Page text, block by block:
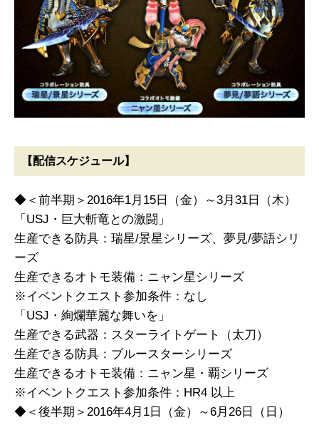
【配信スケジュール】
◆＜前半期＞2016年1月15日（金）～3月31日（木）
「USJ・巨大斬竜との激闘」
生産できる防具：瑞星/景星シリーズ、夢見/夢語シリ
ーズ
生産できるオトモ装備：ニャン星シリーズ
※イベントクエスト参加条件：なし
「USJ・絢爛華麗な舞いを」
生産できる武器：スターライトゲート（太刀）
生産できる防具：ブルースターシリーズ
生産できるオトモ装備：ニャン星・覇シリーズ
※イベントクエスト参加条件：HR4 以上
◆＜後半期＞2016年4月1日（金）～6月26日（日）